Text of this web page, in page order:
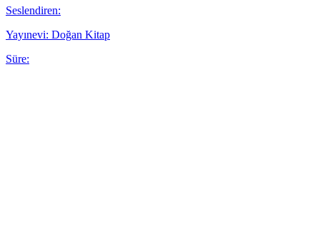
Seslendiren:
Yayınevi: Doğan Kitap
Süre: